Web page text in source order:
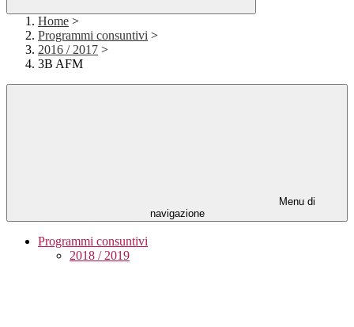
Home >
Programmi consuntivi >
2016 / 2017 >
3B AFM
Menu di
navigazione
Programmi consuntivi
2018 / 2019